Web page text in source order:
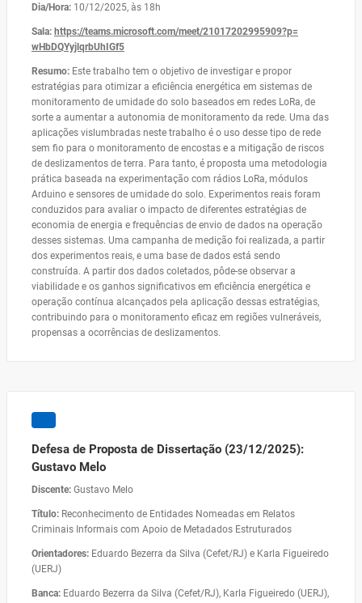
Dia/Hora: 10/12/2025, às 18h
Sala: https://teams.microsoft.com/meet/21017202995909?p=
wHbDQYyjlqrbUhIGf5
Resumo: Este trabalho tem o objetivo de investigar e propor
estratégias para otimizar a eficiência energética em sistemas de
monitoramento de umidade do solo baseados em redes LoRa, de
sorte a aumentar a autonomia de monitoramento da rede. Uma das
aplicações vislumbradas neste trabalho é o uso desse tipo de rede
sem fio para o monitoramento de encostas e a mitigação de riscos
de deslizamentos de terra. Para tanto, é proposta uma metodologia
prática baseada na experimentação com rádios LoRa, módulos
Arduino e sensores de umidade do solo. Experimentos reais foram
conduzidos para avaliar o impacto de diferentes estratégias de
economia de energia e frequências de envio de dados na operação
desses sistemas. Uma campanha de medição foi realizada, a partir
dos experimentos reais, e uma base de dados está sendo
construída. A partir dos dados coletados, pôde-se observar a
viabilidade e os ganhos significativos em eficiência energética e
operação contínua alcançados pela aplicação dessas estratégias,
contribuindo para o monitoramento eficaz em regiões vulneráveis,
propensas a ocorrências de deslizamentos.
Defesa de Proposta de Dissertação (23/12/2025):
Gustavo Melo
Discente: Gustavo Melo
Título: Reconhecimento de Entidades Nomeadas em Relatos
Criminais Informais com Apoio de Metadados Estruturados
Orientadores: Eduardo Bezerra da Silva (Cefet/RJ) e Karla Figueiredo
(UERJ)
Banca: Eduardo Bezerra da Silva (Cefet/RJ), Karla Figueiredo (UERJ),